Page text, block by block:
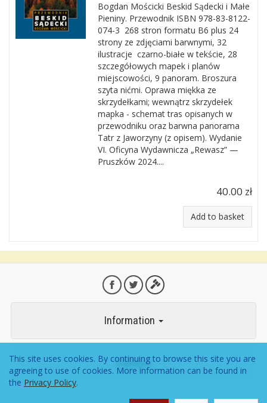
Bogdan Mościcki Beskid Sądecki i Małe
Pieniny. Przewodnik ISBN 978-83-8122-
074-3 268 stron formatu B6 plus 24
strony ze zdjęciami barwnymi, 32
ilustracje czarno-białe w tekście, 28
szczegółowych mapek i planów
miejscowości, 9 panoram. Broszura
szyta nićmi. Oprawa miękka ze
skrzydełkami; wewnątrz skrzydełek
mapka - schemat tras opisanych w
przewodniku oraz barwna panorama
Tatr z Jaworzyny (z opisem). Wydanie
VI. Oficyna Wydawnicza „Rewasz” —
Pruszków 2024....
40.00 zł
Add to basket
Information
Contact
This site uses cookies. By continuing to browse this site you are
agreeing to use of cookies. More information can be found in
the Privacy Policy.